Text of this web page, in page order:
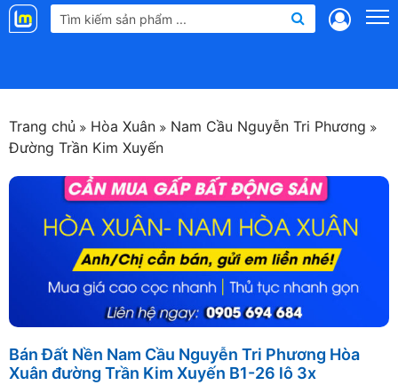
Landmap
Trang chủ Hòa Xuân
Nam Cầu Nguyễn Tri Phương
Đường Trần Kim Xuyến
Bán Đất Nền Nam Cầu Nguyễn Tri Phương Hòa
Xuân đường Trần Kim Xuyến B1-26 lô 3x